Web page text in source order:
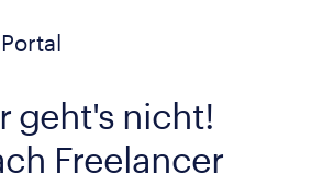
geht's nicht!
Freelancer